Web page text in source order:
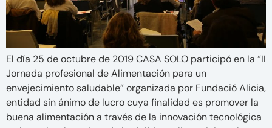
El día 25 de octubre de 2019 CASA SOLO participó en la “II
Jornada profesional de Alimentación para un
envejecimiento saludable” organizada por Fundació Alicia,
entidad sin ánimo de lucro cuya finalidad es promover la
buena alimentación a través de la innovación tecnológica